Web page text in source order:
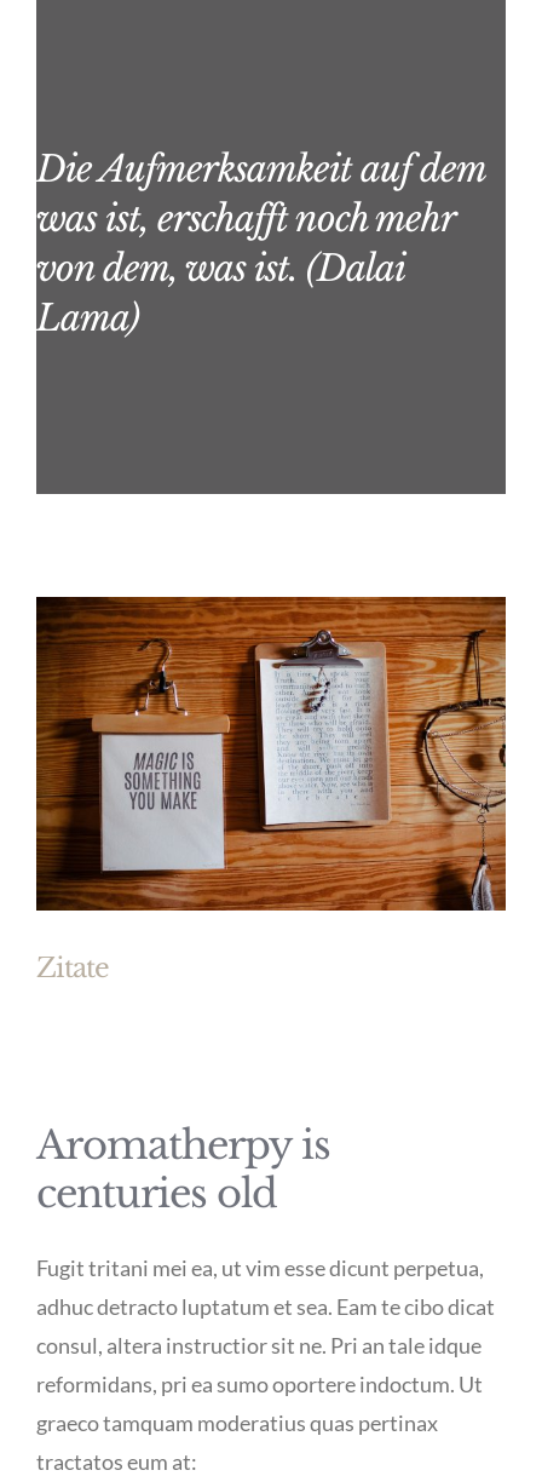
Die Aufmerksamkeit auf dem
was ist, erschafft noch mehr
von dem, was ist. (Dalai
Lama)
Zitate
Aromatherpy is
centuries old
Fugit tritani mei ea, ut vim esse dicunt perpetua,
adhuc detracto luptatum et sea. Eam te cibo dicat
consul, altera instructior sit ne. Pri an tale idque
reformidans, pri ea sumo oportere indoctum. Ut
graeco tamquam moderatius quas pertinax
tractatos eum at: